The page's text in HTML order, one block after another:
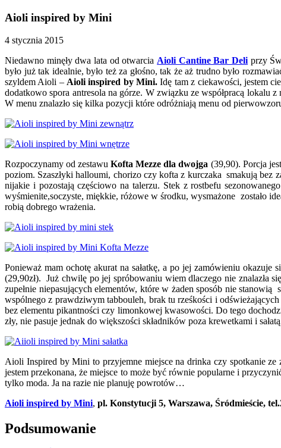
Aioli inspired by Mini
4 stycznia 2015
Niedawno minęły dwa lata od otwarciaAioli Cantine Bar Deliprzy
było już tak idealnie, było też za głośno, tak że aż trudno było
szyldem Aioli –Aioli inspired by Mini.Idę tam z ciekawości, jestem
dodatkowo spora antresola na górze. W związku ze współpracą lokalu
W menu znalazło się kilka pozycji które odróżniają menu od
Rozpoczynamy od zestawuKofta Mezze dla dwojga (39,90). Porcja
poziom. Szaszłyki halloumi, chorizo czy kofta z kurczaka smakują bez
nijakie i pozostają częściowo na talerzu. Stek z rostbefu sezonowanego
wyśmienite,soczyste, miękkie, różowe w środku, wysmażone zostało
robią dobrego wrażenia.
Ponieważ mam ochotę akurat na sałatkę, a po jej zamówieniu
(29,90zł). Już chwilę po jej spróbowaniu wiem dlaczego nie znalazła
zupełnie niepasujących elementów, które w żaden sposób nie
wspólnego z prawdziwym tabbouleh, brak tu rześkości i
bez elementu pikantności czy limonkowej kwasowości. Do tego
zły, nie pasuje jednak do większości składników poza krewetkami i
Aioli Inspired by Mini to przyjemne miejsce na drinka czy spotkanie ze
jestem przekonana, że miejsce to może być równie popularne i
tylko moda. Ja na razie nie planuję powrotów…
Aioli inspired by Mini, pl. Konstytucji 5, Warszawa, Śródmieście,
Podsumowanie